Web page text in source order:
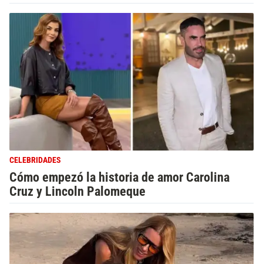
CELEBRIDADES
Cómo empezó la historia de amor Carolina
Cruz y Lincoln Palomeque